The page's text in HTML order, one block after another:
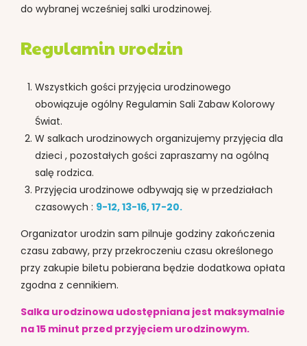
do wybranej wcześniej salki urodzinowej.
Regulamin urodzin
Wszystkich gości przyjęcia urodzinowego
obowiązuje ogólny Regulamin Sali Zabaw Kolorowy
Świat.
W salkach urodzinowych organizujemy przyjęcia dla
dzieci , pozostałych gości zapraszamy na ogólną
salę rodzica.
Przyjęcia urodzinowe odbywają się w przedziałach
czasowych : 9-12, 13-16, 17-20.
Organizator urodzin sam pilnuje godziny zakończenia
czasu zabawy, przy przekroczeniu czasu określonego
przy zakupie biletu pobierana będzie dodatkowa opłata
zgodna z cennikiem.
Salka urodzinowa udostępniana jest maksymalnie
na 15 minut przed przyjęciem urodzinowym.